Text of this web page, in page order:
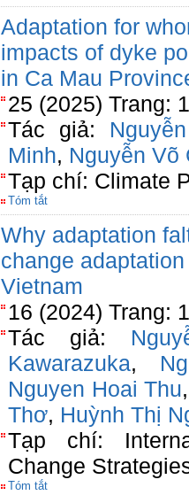
Adaptation for
impacts of dyke
in Ca Mau
25 (2025) Trang:
Tác giả:
Minh, Nguyễn Võ
Tạp chí: Climate
Tóm tắt
Why adaptation
change
Vietnam
16 (2024) Trang:
Tác giả:
Kawarazuka,
Nguyen Hoai Thu
Thơ, Huỳnh Thị
Tạp chí:
Change
Tóm tắt